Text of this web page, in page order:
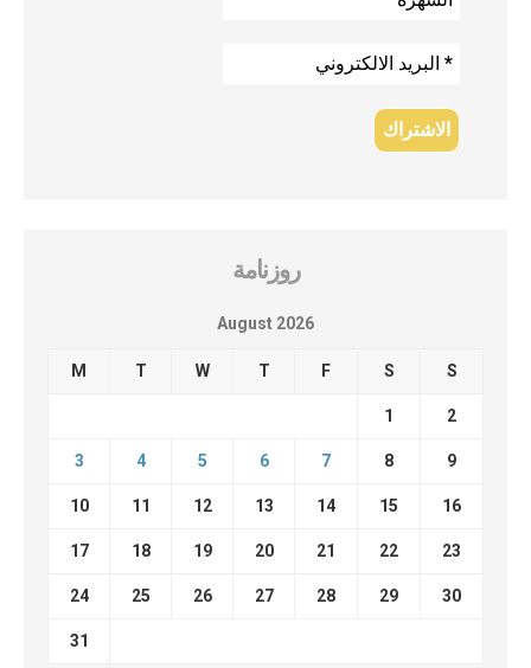
روزنامة
August 2026
M T W T F S S
1 2
3 4 5 6 7 8 9
10 11 12 13 14 15 16
17 18 19 20 21 22 23
24 25 26 27 28 29 30
31